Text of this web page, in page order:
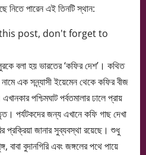
নিতে পারেন এই তিনটি স্থান:
post, don't forget to
বলা হয় ভারতের ‘কফির দেশ’। কথিত
এক সন্ন্যাসী ইয়েমেন থেকে কফির বীজ
পশ্চিমঘাট পর্বতমালার ঢালে প্রায়
পর্যটকদের জন্য এখানে কফি গাছ দেখা
জানার সুব্যবস্থা রয়েছে। শুধু
বাবা বুদানগিরি এবং জঙ্গলের পথে পায়ে